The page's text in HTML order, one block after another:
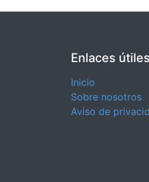
Enlaces útiles
Inicio
Sobre nosotros
Aviso de